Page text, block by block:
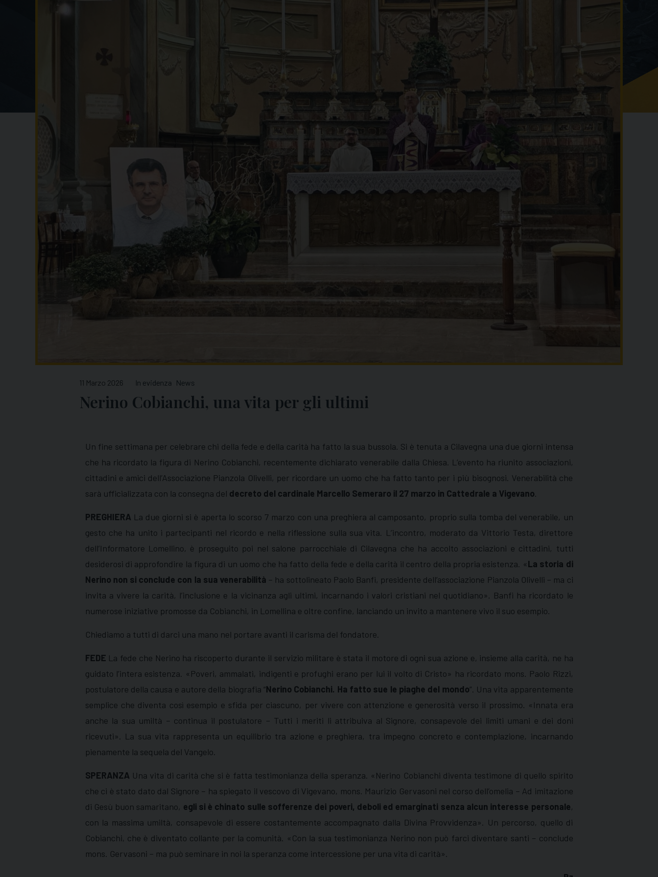
11 Marzo 2026 In evidenza News
Nerino Cobianchi, una vita per gli ultimi
Un fine settimana per celebrare chi della fede e della carità ha fatto la sua bussola. Si è tenuta a Cilavegna una due giorni intensa
che ha ricordato la figura di Nerino Cobianchi, recentemente dichiarato venerabile dalla Chiesa. L’evento ha riunito associazioni,
cittadini e amici dell’Associazione Pianzola Olivelli, per ricordare un uomo che ha fatto tanto per i più bisognosi. Venerabilità che
sarà ufficializzata con la consegna del decreto del cardinale Marcello Semeraro il 27 marzo in Cattedrale a Vigevano.
PREGHIERA La due giorni si è aperta lo scorso 7 marzo con una preghiera al camposanto, proprio sulla tomba del venerabile, un
gesto che ha unito i partecipanti nel ricordo e nella riflessione sulla sua vita. L’incontro, moderato da Vittorio Testa, direttore
dell’Informatore Lomellino, è proseguito poi nel salone parrocchiale di Cilavegna che ha accolto associazioni e cittadini, tutti
desiderosi di approfondire la figura di un uomo che ha fatto della fede e della carità il centro della propria esistenza. «La storia di
Nerino non si conclude con la sua venerabilità – ha sottolineato Paolo Banfi, presidente dell’associazione Pianzola Olivelli – ma ci
invita a vivere la carità, l’inclusione e la vicinanza agli ultimi, incarnando i valori cristiani nel quotidiano». Banfi ha ricordato le
numerose iniziative promosse da Cobianchi, in Lomellina e oltre confine, lanciando un invito a mantenere vivo il suo esempio.
Chiediamo a tutti di darci una mano nel portare avanti il carisma del fondatore.
FEDE La fede che Nerino ha riscoperto durante il servizio militare è stata il motore di ogni sua azione e, insieme alla carità, ne ha
guidato l’intera esistenza. «Poveri, ammalati, indigenti e profughi erano per lui il volto di Cristo» ha ricordato mons. Paolo Rizzi,
postulatore della causa e autore della biografia “Nerino Cobianchi. Ha fatto sue le piaghe del mondo”. Una vita apparentemente
semplice che diventa così esempio e sfida per ciascuno, per vivere con attenzione e generosità verso il prossimo. «Innata era
anche la sua umiltà – continua il postulatore – Tutti i meriti li attribuiva al Signore, consapevole dei limiti umani e dei doni
ricevuti». La sua vita rappresenta un equilibrio tra azione e preghiera, tra impegno concreto e contemplazione, incarnando
pienamente la sequela del Vangelo.
SPERANZA Una vita di carità che si è fatta testimonianza della speranza. «Nerino Cobianchi diventa testimone di quello spirito
che ci è stato dato dal Signore – ha spiegato il vescovo di Vigevano, mons. Maurizio Gervasoni nel corso dell’omelia – Ad imitazione
di Gesù buon samaritano, egli si è chinato sulle sofferenze dei poveri, deboli ed emarginati senza alcun interesse personale,
con la massima umiltà, consapevole di essere costantemente accompagnato dalla Divina Provvidenza». Un percorso, quello di
Cobianchi, che è diventato collante per la comunità. «Con la sua testimonianza Nerino non può farci diventare santi – conclude
mons. Gervasoni – ma può seminare in noi la speranza come intercessione per una vita di carità».